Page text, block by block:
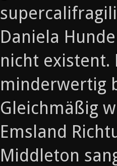
Daniela
nicht existent.
minderwertig
Gleichmäßig
Emsland
Middleton